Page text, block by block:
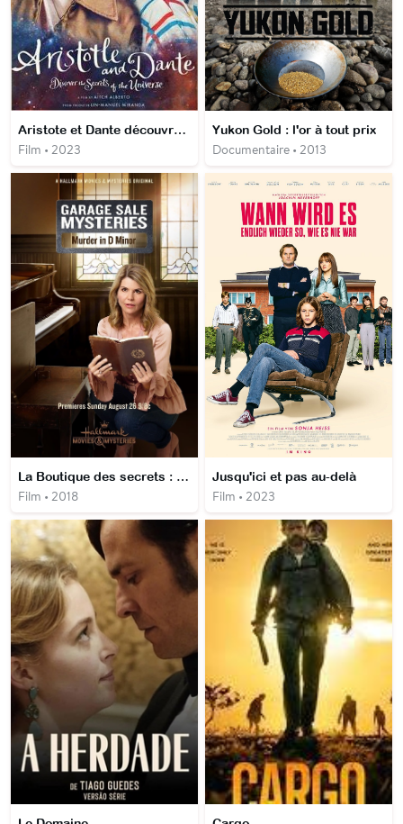
Aristote et Dante découvrent les secrets de l'univers
Film • 2023
Yukon Gold : l'or à tout prix
Documentaire • 2013
La Boutique des secrets : Un trésor bien caché
Film • 2018
Jusqu'ici et pas au-delà
Film • 2023